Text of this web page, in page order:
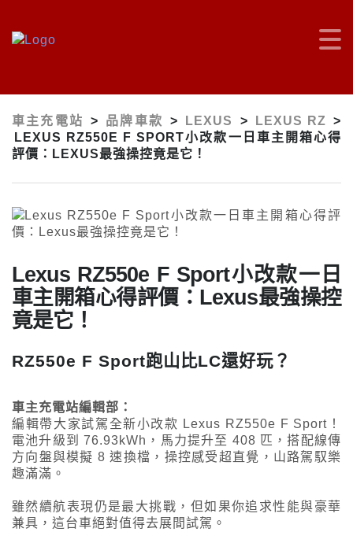
車主充電站 > 品牌車款 > LEXUS > LEXUS RZ >
LEXUS RZ550E F SPORT小改款一日車主開箱心得
評價：LEXUS最強操控竟是它！
Lexus RZ550e F Sport小改款一日
車主開箱心得評價：Lexus最強操控
竟是它！
RZ550e F Sport跑山比LC還好玩？
車主充電站編輯部：
編輯帶大家試駕全新小改款 Lexus RZ550e F Sport！
電池升級到 76.93kWh，馬力提升至 408 匹，搭配線傳
方向盤與模擬 8 速換檔，操控感受超直覺，山路駕馭樂
趣滿滿。
雖然續航表現仍是最大挑戰，但如果你追求性能與豪華
兼具，這台車絕對值得去展間試駕。